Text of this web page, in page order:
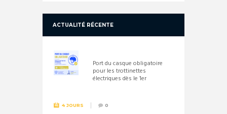
ACTUALITÉ RÉCENTE
Port du casque obligatoire
pour les trottinettes
électriques dès le 1er
4 JOURS 0